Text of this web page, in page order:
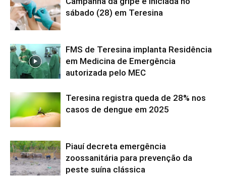
sábado (28) em Teresina
FMS de Teresina implanta Residência
em Medicina de Emergência
autorizada pelo MEC
Teresina registra queda de 28% nos
casos de dengue em 2025
Piauí decreta emergência
zoossanitária para prevenção da
peste suína clássica